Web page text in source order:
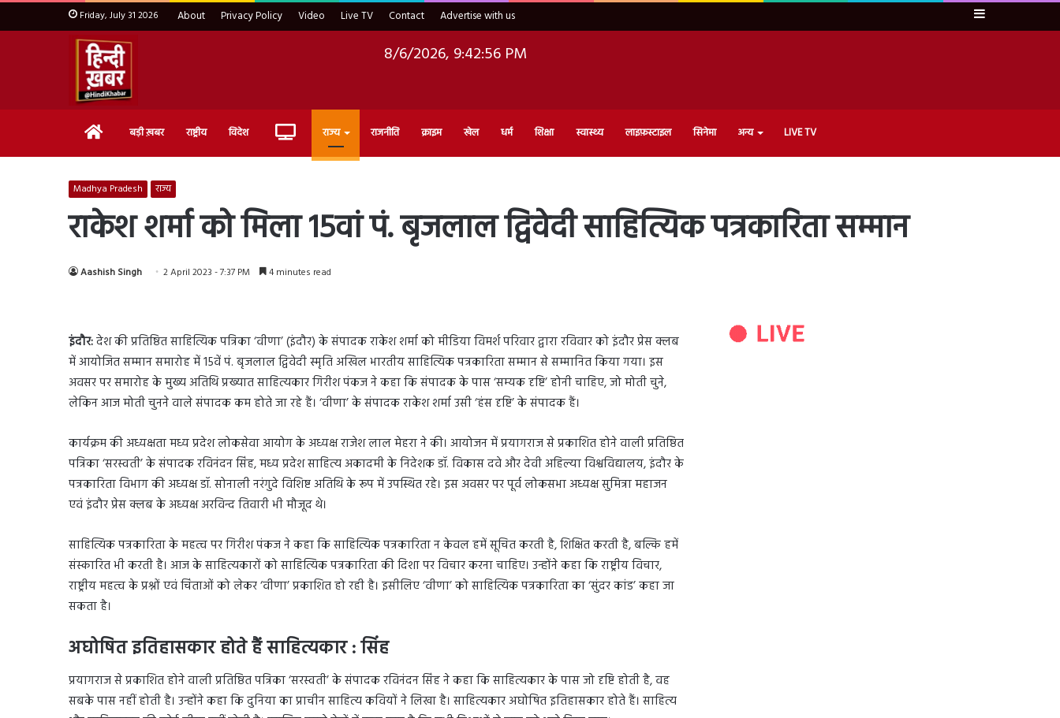
Friday, July 31 2026 About Privacy Policy Video Live TV Contact Advertise with us Sidebar
8/6/2026, 9:42:58 PM
Home बड़ी ख़बर राष्ट्रीय विदेश Live राज्य राजनीति क्राइम खेल धर्म शिक्षा स्वास्थ्य लाइफ़स्टाइल सिनेमा अन्य LIVE TV
Madhya Pradesh राज्य
राकेश शर्मा को मिला 15वां पं. बृजलाल द्विवेदी साहित्यिक पत्रकारिता सम्मान
Aashish Singh 2 April 2023 - 7:37 PM 4 minutes read
इंदौर:देश की प्रतिष्ठित साहित्यिक पत्रिका ‘वीणा’ (इंदौर) के संपादक राकेश शर्मा को मीडिया विमर्श परिवार द्वारा रविवार को इंदौर प्रेस क्लब
में आयोजित सम्मान समारोह में 15वें पं. बृजलाल द्विवेदी स्मृति अखिल भारतीय साहित्यिक पत्रकारिता सम्मान से सम्मानित किया गया। इस
अवसर पर समारोह के मुख्य अतिथि प्रख्यात साहित्यकार गिरीश पंकज ने कहा कि संपादक के पास ‘सम्यक दृष्टि’ होनी चाहिए, जो मोती चुने,
लेकिन आज मोती चुनने वाले संपादक कम होते जा रहे हैं। ‘वीणा’ के संपादक राकेश शर्मा उसी ‘हंस दृष्टि’ के संपादक हैं।
कार्यक्रम की अध्यक्षता मध्य प्रदेश लोकसेवा आयोग के अध्यक्ष राजेश लाल मेहरा ने की। आयोजन में प्रयागराज से प्रकाशित होने वाली प्रतिष्ठित
पत्रिका ‘सरस्वती’ के संपादक रविनंदन सिंह, मध्य प्रदेश साहित्य अकादमी के निदेशक डॉ. विकास दवे और देवी अहिल्या विश्वविद्यालय, इंदौर के
पत्रकारिता विभाग की अध्यक्ष डॉ. सोनाली नरंगुदे विशिष्ट अतिथि के रूप में उपस्थित रहे। इस अवसर पर पूर्व लोकसभा अध्यक्ष सुमित्रा महाजन
एवं इंदौर प्रेस क्लब के अध्यक्ष अरविन्द तिवारी भी मौजूद थे।
साहित्यिक पत्रकारिता के महत्व पर गिरीश पंकज ने कहा कि साहित्यिक पत्रकारिता न केवल हमें सूचित करती है, शिक्षित करती है, बल्कि हमें
संस्कारित भी करती है। आज के साहित्यकारों को साहित्यिक पत्रकारिता की दिशा पर विचार करना चाहिए। उन्होंने कहा कि राष्ट्रीय विचार,
राष्ट्रीय महत्व के प्रश्नों एवं चिंताओं को लेकर ‘वीणा’ प्रकाशित हो रही है। इसीलिए ‘वीणा’ को साहित्यिक पत्रकारिता का ‘सुंदर कांड’ कहा जा
सकता है।
अघोषित इतिहासकार होते हैं साहित्यकार : सिंह
प्रयागराज से प्रकाशित होने वाली प्रतिष्ठित पत्रिका ‘सरस्वती’ के संपादक रविनंदन सिंह ने कहा कि साहित्यकार के पास जो दृष्टि होती है, वह
सबके पास नहीं होती है। उन्होंने कहा कि दुनिया का प्राचीन साहित्य कवियों ने लिखा है। साहित्यकार अघोषित इतिहासकार होते हैं। साहित्य